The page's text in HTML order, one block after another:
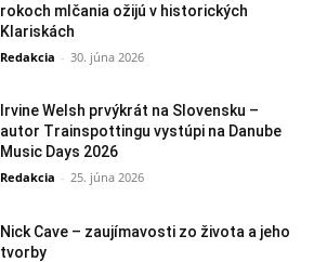
rokoch mlčania ožijú v historických
Klariskách
Redakcia - 30. júna 2026
Irvine Welsh prvýkrát na Slovensku –
autor Trainspottingu vystúpi na Danube
Music Days 2026
Redakcia - 25. júna 2026
Nick Cave – zaujímavosti zo života a jeho
tvorby